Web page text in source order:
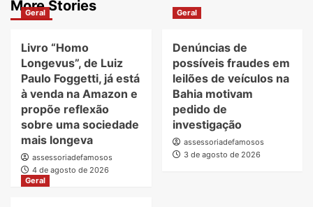
More Stories
Geral
Livro “Homo
Longevus”, de Luiz
Paulo Foggetti, já está
à venda na Amazon e
propõe reflexão
sobre uma sociedade
mais longeva
assessoriadefamosos
4 de agosto de 2026
Geral
Denúncias de
possíveis fraudes em
leilões de veículos na
Bahia motivam
pedido de
investigação
assessoriadefamosos
3 de agosto de 2026
Geral